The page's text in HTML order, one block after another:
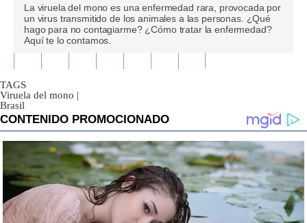
seconds
seconds
La viruela del mono es una enfermedad rara, provocada por
un virus transmitido de los animales a las personas. ¿Qué
hago para no contagiarme? ¿Cómo tratar la enfermedad?
Aquí te lo contamos.
TAGS
Viruela del mono |
Brasil